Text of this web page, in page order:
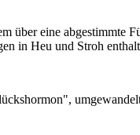
über eine
in Heu und Stroh